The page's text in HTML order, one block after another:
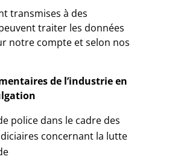
transmises à des
traiter les données
notre compte et selon nos
de l’industrie en
police dans le cadre des
concernant la lutte